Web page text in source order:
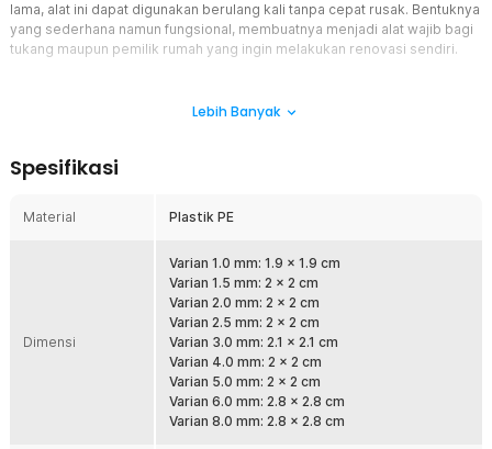
lama, alat ini dapat digunakan berulang kali tanpa cepat rusak. Bentuknya
yang sederhana namun fungsional, membuatnya menjadi alat wajib bagi
tukang maupun pemilik rumah yang ingin melakukan renovasi sendiri.
konsisten, sehingga pola lantai atau dinding terlihat lebih rapi dan
seragam.
Cukup letakkan spacer di antara keramik sebelum perekat
mengering, lalu lanjutkan pemasangan. Cocok untuk pemula
maupun profesional karena tidak memerlukan teknik rumit.
Terbuat dari plastik PE berkualitas yang tidak mudah patah, bahkan
saat terkena tekanan dari keramik besar dan berat. Tidak
menyerap air maupun semen, sehingga mudah dibersihkan dan
Lebih Banyak
Spesifikasi
Material Plastik PE
Dimensi
Varian 1.0 mm: 1.9 x 1.9 cm
Varian 1.5 mm: 2 x 2 cm
Varian 2.0 mm: 2 x 2 cm
Varian 2.5 mm: 2 x 2 cm
Varian 3.0 mm: 2.1 x 2.1 cm
Varian 4.0 mm: 2 x 2 cm
Varian 5.0 mm: 2 x 2 cm
Varian 6.0 mm: 2.8 x 2.8 cm
Varian 8.0 mm: 2.8 x 2.8 cm